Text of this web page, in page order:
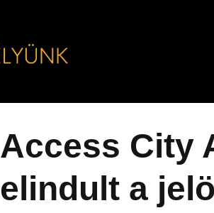
Access City
elindult a